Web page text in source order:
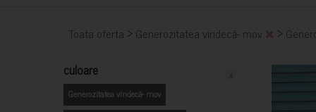
Toata oferta > Generozitatea vindecă- mov >
culoare
Generozitatea vindecă- mov